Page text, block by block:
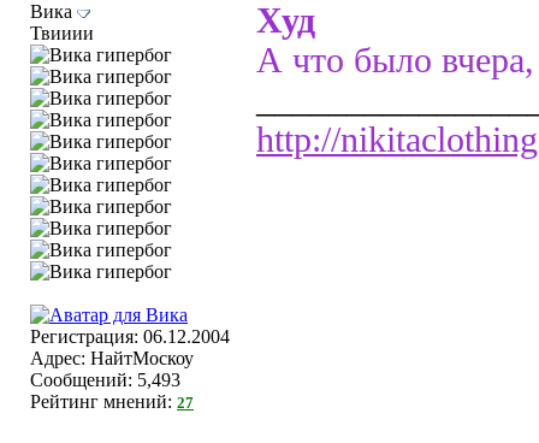
Вика
Твииии
Регистрация: 06.12.2004
Адрес: НайтМоскоу
Сообщений: 5,493
Рейтинг мнений: 27
Худ
А что было
http://